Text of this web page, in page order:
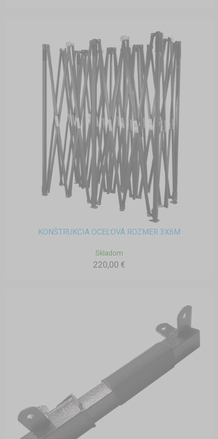
KONŠTRUKCIA OCEĽOVÁ ROZMER 3X6M
Skladom
220,00 €